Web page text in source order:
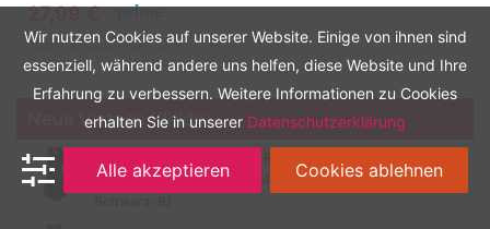
27,99 €
Zuletzt aktualisiert am: August 6, 2026 2:57 p.m.
Neue Vintage Kleider
Retro Knielanges Cocktailkleid A135 (EU 40 = Size L,
Wir nutzen Cookies auf unserer Website. Einige von ihnen sind
essenziell, während andere uns helfen, diese Website und Ihre
Erfahrung zu verbessern. Weitere Informationen zu Cookies
erhalten Sie in unserer Datenschutzerklärung
Alle akzeptieren Cookies ablehnen